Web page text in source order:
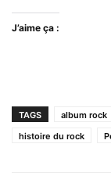
J’aime ça :
TAGS album rock
histoire du rock